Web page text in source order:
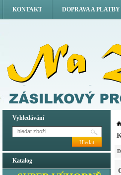
Vyhledávání
Hledat
Katalog
KONTAKT DOPRAVA A PLATBY